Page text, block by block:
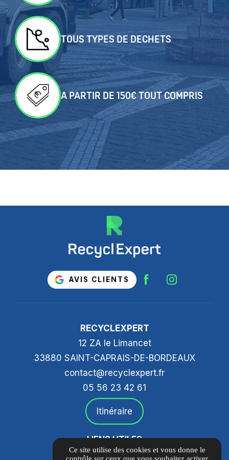
TOUS TYPES DE DECHETS
A PARTIR DE 150€ TOUT COMPRIS
AVIS CLIENTS
RECYCLEXPERT
12 ZA le Limancet
33880 SAINT-CAPRAIS-DE-BORDEAUX
contact@recyclexpert.fr
05 56 23 42 61
Itinéraire
LIENS UTILES
Guide Local
Ce site utilise des cookies et vous donne le
contrôle sur ceux que vous souhaitez activer